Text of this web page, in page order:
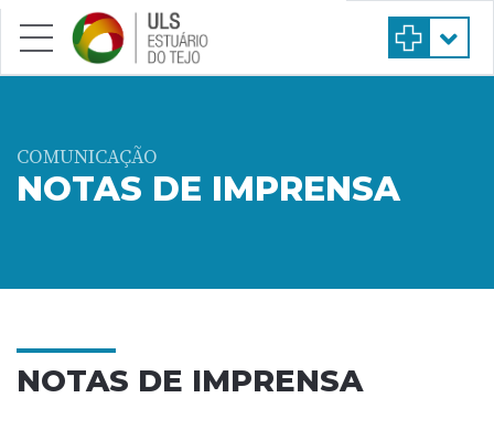
Saltar para conteúdo principal
COMUNICAÇÃO
NOTAS DE IMPRENSA
NOTAS DE IMPRENSA